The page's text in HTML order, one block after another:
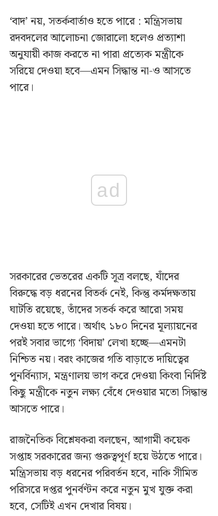
‘বাদ’ নয়, সতর্কবার্তাও হতে পারে : মন্ত্রিসভায়
রদবদলের আলোচনা জোরালো হলেও প্রত্যাশা
অনুযায়ী কাজ করতে না পারা প্রত্যেক মন্ত্রীকে
সরিয়ে দেওয়া হবে—এমন সিদ্ধান্ত না-ও আসতে
পারে।
ad
সরকারের ভেতরের একটি সূত্র বলছে, যাঁদের
বিরুদ্ধে বড় ধরনের বিতর্ক নেই, কিন্তু কর্মদক্ষতায়
ঘাটতি রয়েছে, তাঁদের সতর্ক করে আরো সময়
দেওয়া হতে পারে। অর্থাৎ ১৮০ দিনের মূল্যায়নের
পরই সবার ভাগ্যে ‘বিদায়’ লেখা হচ্ছে—এমনটা
নিশ্চিত নয়। বরং কাজের গতি বাড়াতে দায়িত্বের
পুনর্বিন্যাস, মন্ত্রণালয় ভাগ করে দেওয়া কিংবা নির্দিষ্ট
কিছু মন্ত্রীকে নতুন লক্ষ্য বেঁধে দেওয়ার মতো সিদ্ধান্ত
আসতে পারে।
রাজনৈতিক বিশ্লেষকরা বলছেন, আগামী কয়েক
সপ্তাহ সরকারের জন্য গুরুত্বপূর্ণ হয়ে উঠতে পারে।
মন্ত্রিসভায় বড় ধরনের পরিবর্তন হবে, নাকি সীমিত
পরিসরে দপ্তর পুনর্বণ্টন করে নতুন মুখ যুক্ত করা
হবে, সেটিই এখন দেখার বিষয়।